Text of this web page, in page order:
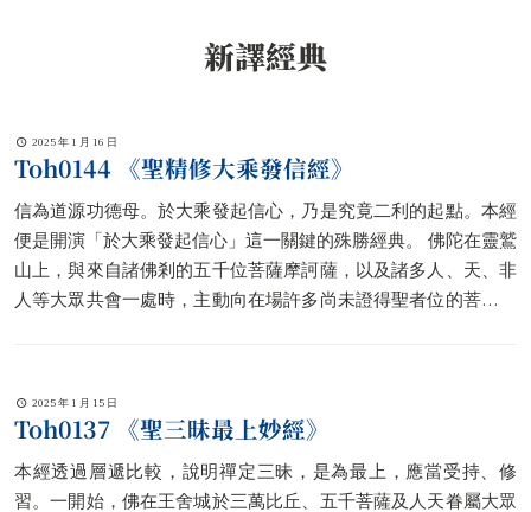
新譯經典
2025 年 1 月 16 日
Toh0144 《聖精修大乘發信經》
信為道源功德母。於大乘發起信心，乃是究竟二利的起點。本經
便是開演「於大乘發起信心」這一關鍵的殊勝經典。 佛陀在靈鷲
山上，與來自諸佛剎的五千位菩薩摩訶薩，以及諸多人、天、非
人等大眾共會一處時，主動向在場許多尚未證得聖者位的菩薩開
2025 年 1 月 15 日
Toh0137 《聖三昧最上妙經》
本經透過層遞比較，說明禪定三昧，是為最上，應當受持、修
習。一開始，佛在王舍城於三萬比丘、五千菩薩及人天眷屬大眾